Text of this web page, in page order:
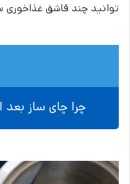
توانید چند قاشق غذاخوری
چرا چای ساز